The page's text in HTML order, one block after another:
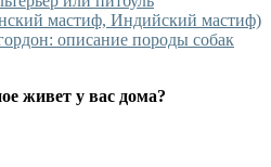
мастиф, Индийский мастиф)
описание породы собак
живет у вас дома?